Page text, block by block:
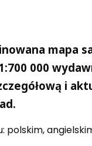
mapa
000
i
polskim,